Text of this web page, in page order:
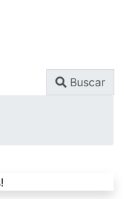
Buscar